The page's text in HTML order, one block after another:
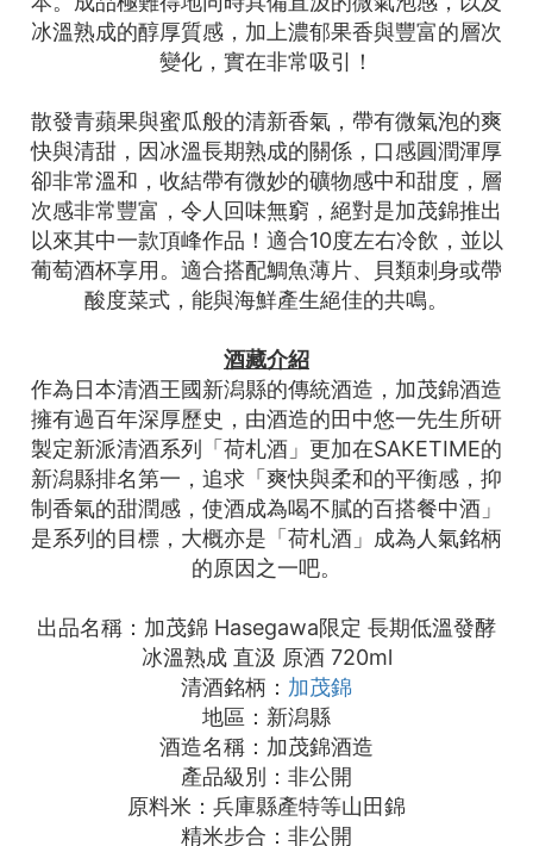
冰溫熟成的醇厚質感，加上濃郁果香與豐富的層次
變化，實在非常吸引！
散發青蘋果與蜜瓜般的清新香氣，帶有微氣泡的爽
快與清甜，因冰溫長期熟成的關係，口感圓潤渾厚
卻非常溫和，收結帶有微妙的礦物感中和甜度，層
次感非常豐富，令人回味無窮，絕對是加茂錦推出
以來其中一款頂峰作品！適合10度左右冷飲，並以
葡萄酒杯享用。適合搭配鯛魚薄片、貝類刺身或帶
酸度菜式，能與海鮮產生絕佳的共鳴。
酒藏介紹
作為日本清酒王國新潟縣的傳統酒造，加茂錦酒造
擁有過百年深厚歷史，由酒造的田中悠一先生所研
製定新派清酒系列「荷札酒」更加在SAKETIME的
新潟縣排名第一，追求「爽快與柔和的平衡感，抑
制香氣的甜潤感，使酒成為喝不膩的百搭餐中酒」
是系列的目標，大概亦是「荷札酒」成為人氣銘柄
的原因之一吧。
出品名稱：加茂錦 Hasegawa限定 長期低溫發酵
冰溫熟成 直汲 原酒 720ml
清酒銘柄： 加茂錦
地區：新潟縣
酒造名稱：加茂錦酒造
產品級別：非公開
原料米：兵庫縣產特等山田錦
精米步合：非公開